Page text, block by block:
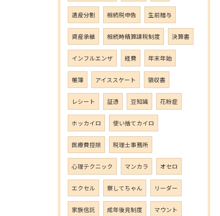
遺産分割 相続税申告 生前贈与
資産承継 相続時精算課税制度 決算書
インフルエンザ 経費 年末年始
帳簿 アイススケート 領収書
レシート 証憑 豆知識 花粉症
ホッカイロ 使い捨てカイロ
医療費控除 税理士事務所
心理テクニック マンカラ オセロ
エクセル 察してちゃん リーダー
家族信託 成年後見制度 マウント